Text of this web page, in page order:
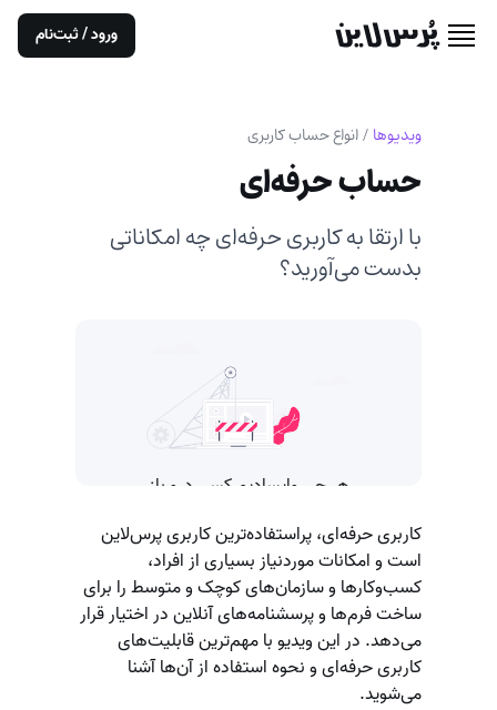
ورود / ثبت‌نام
ویدیوها/انواع حساب کاربری
حساب حرفه‌ای
با ارتقا به کاربری حرفه‌ای چه امکاناتی
بدست می‌آورید؟
کاربری حرفه‌ای، پراستفاده‌ترین کاربری پرس‌لاین
است و امکانات موردنیاز بسیاری از افراد،
کسب‌وکارها و سازمان‌های کوچک و متوسط را برای
ساخت فرم‌ها و پرسشنامه‌های آنلاین در اختیار قرار
می‌دهد. در این ویدیو با مهم‌ترین قابلیت‌های
کاربری حرفه‌ای و نحوه استفاده از آن‌ها آشنا
می‌شوید.